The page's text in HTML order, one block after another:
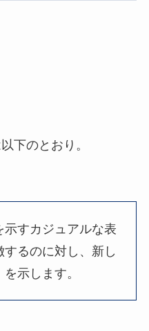
下のとおり。
すカジュアルな表
るのに対し、新し
示します。